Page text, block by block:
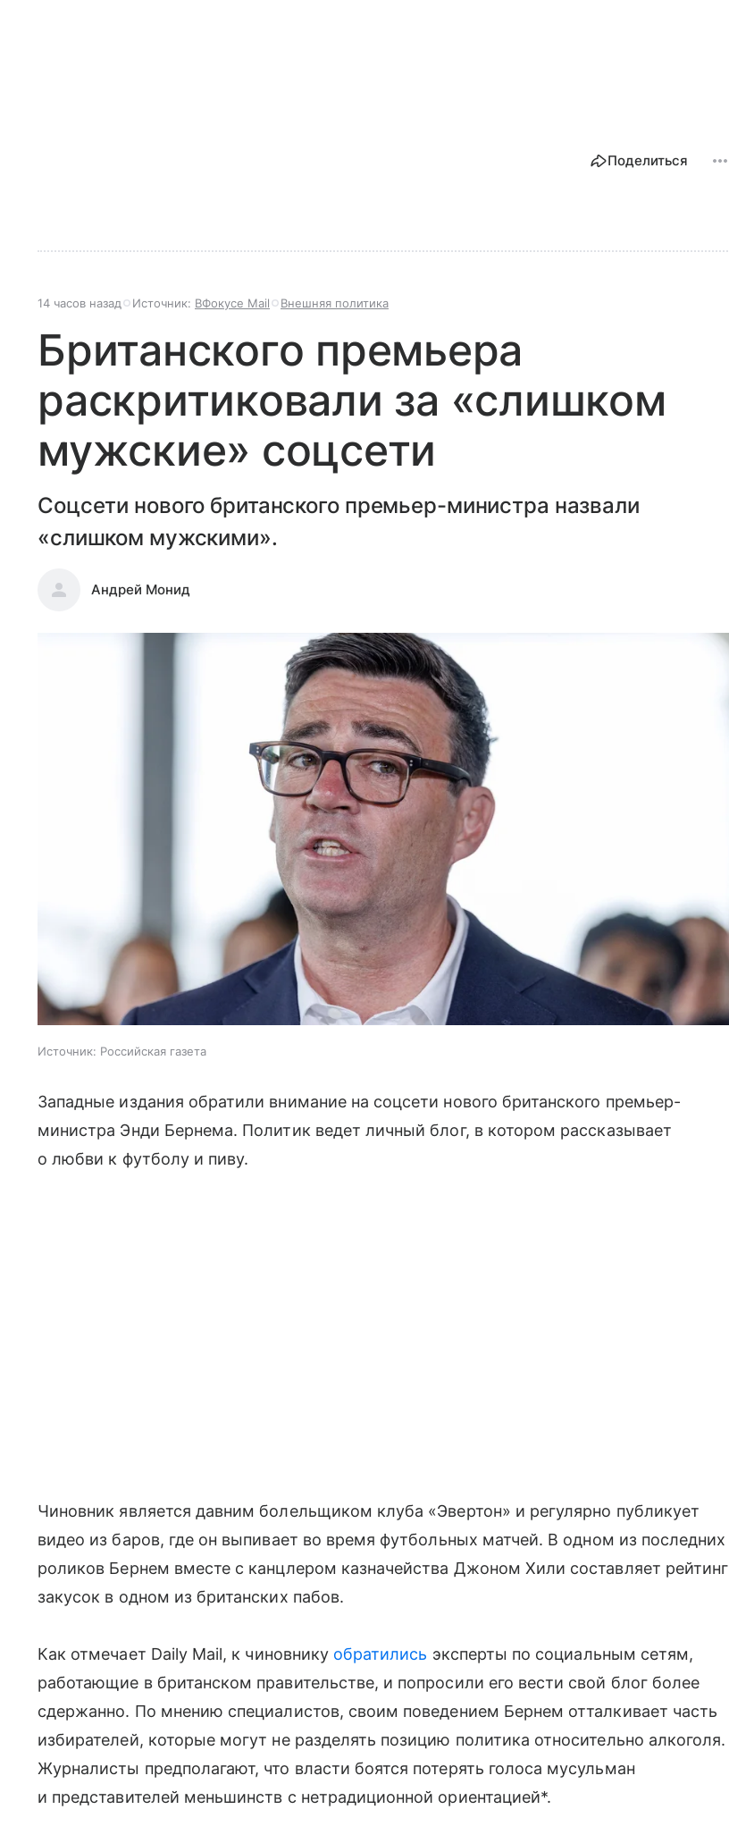
Поделиться
14 часов назад Источник: ВФокусе Mail Внешняя политика
Британского премьера
раскритиковали за «слишком
мужские» соцсети
Соцсети нового британского премьер-министра назвали
«слишком мужскими».
Андрей Монид
Источник: Российская газета
Западные издания обратили внимание на соцсети нового британского премьер-
министра Энди Бернема. Политик ведет личный блог, в котором рассказывает
о любви к футболу и пиву.
Чиновник является давним болельщиком клуба «Эвертон» и регулярно публикует
видео из баров, где он выпивает во время футбольных матчей. В одном из последних
роликов Бернем вместе с канцлером казначейства Джоном Хили составляет рейтинг
закусок в одном из британских пабов.
Как отмечает Daily Mail, к чиновнику обратились эксперты по социальным сетям,
работающие в британском правительстве, и попросили его вести свой блог более
сдержанно. По мнению специалистов, своим поведением Бернем отталкивает часть
избирателей, которые могут не разделять позицию политика относительно алкоголя.
Журналисты предполагают, что власти боятся потерять голоса мусульман
и представителей меньшинств с нетрадиционной ориентацией*.